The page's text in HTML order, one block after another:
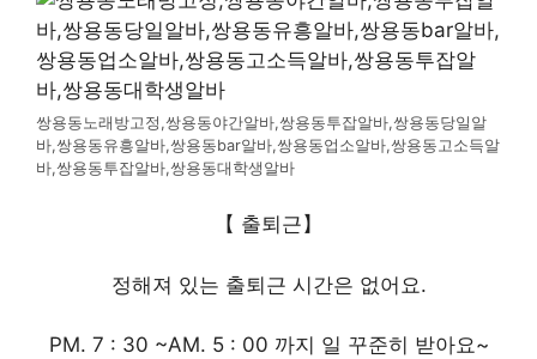
쌍용동노래방고정,쌍용동야간알바,쌍용동투잡알바,쌍용동당일알
바,쌍용동유흥알바,쌍용동bar알바,쌍용동업소알바,쌍용동고소득알
바,쌍용동투잡알바,쌍용동대학생알바
【 출퇴근】
정해져 있는 출퇴근 시간은 없어요.
PM. 7 : 30 ~AM. 5 : 00 까지 일 꾸준히 받아요~